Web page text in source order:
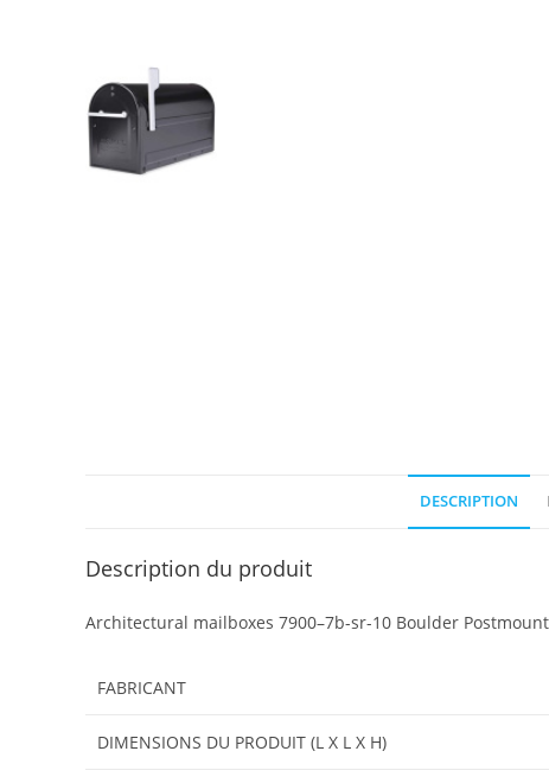
DESCRIPTION
Description du produit
Architectural mailboxes 7900–7b-sr-10 Boulder
FABRICANT
DIMENSIONS DU PRODUIT (L X L X H)